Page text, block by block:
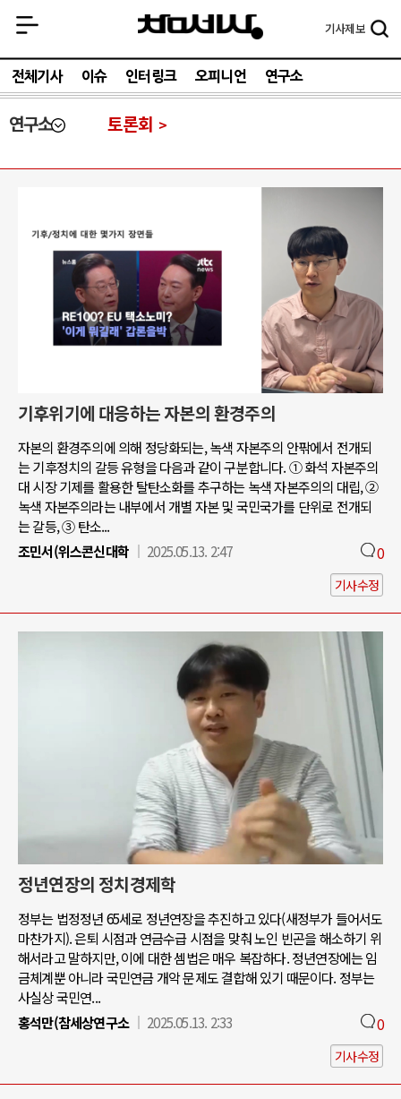
기사제보
전체기사 이슈 인터링크 오피니언 연구소
연구소 토론회
기후위기에 대응하는 자본의 환경주의
자본의 환경주의에 의해 정당화되는, 녹색 자본주의 안팎에서 전개되
는 기후정치의 갈등 유형을 다음과 같이 구분합니다. ① 화석 자본주의
대 시장 기제를 활용한 탈탄소화를 추구하는 녹색 자본주의의 대립, ②
녹색 자본주의라는 내부에서 개별 자본 및 국민국가를 단위로 전개되
는 갈등, ③ 탄소...
조민서(위스콘신대학
2025.05.13. 2:47 0
기사수정
정년연장의 정치경제학
정부는 법정정년 65세로 정년연장을 추진하고 있다(새정부가 들어서도
마찬가지). 은퇴 시점과 연금수급 시점을 맞춰 노인 빈곤을 해소하기 위
해서라고 말하지만, 이에 대한 셈법은 매우 복잡하다. 정년연장에는 임
금체계뿐 아니라 국민연금 개악 문제도 결합해 있기 때문이다. 정부는
사실상 국민연...
홍석만(참세상연구소
2025.05.13. 2:33 0
기사수정